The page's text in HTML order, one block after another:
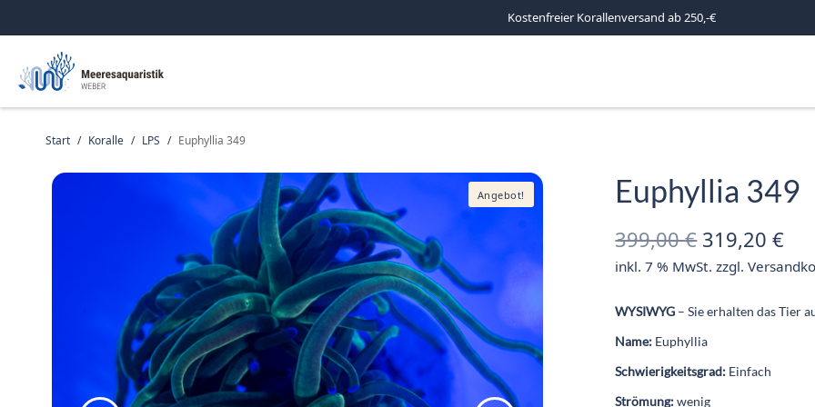
Kostenfreier Korallenversand ab 250,-€
Start / Koralle / LPS / Euphyllia 349
Angebot! Euphyllia 349
399,00€
Preis war:
399,00 €
319,20€
inkl. 7 % MwSt. zzgl.
WYSIWYG – Sie erhalten das Tier
Name: Euphyllia
Schwierigkeitsgrad: Einfach
Strömung:wenig